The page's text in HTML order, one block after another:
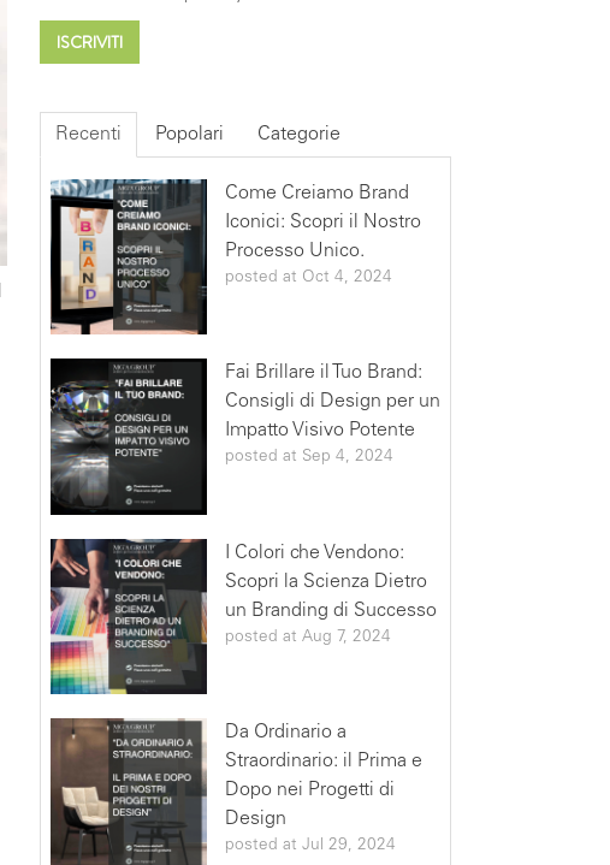
Recenti Popolari Categorie
Come Creiamo Brand
Iconici: Scopri il Nostro
Processo Unico.
posted at Oct 4, 2024
Fai Brillare il Tuo Brand:
Consigli di Design per un
Impatto Visivo Potente
posted at Sep 4, 2024
I Colori che Vendono:
Scopri la Scienza Dietro
un Branding di Successo
posted at Aug 7, 2024
Da Ordinario a
Straordinario: il Prima e
Dopo nei Progetti di
Design
posted at Jul 29, 2024